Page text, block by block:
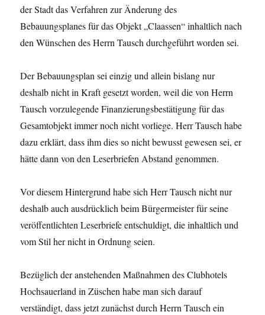
der Stadt das Verfahren zur Änderung des
Bebauungsplanes für das Objekt „Claassen“ inhaltlich nach
den Wünschen des Herrn Tausch durchgeführt worden sei.
Der Bebauungsplan sei einzig und allein bislang nur
deshalb nicht in Kraft gesetzt worden, weil die von Herrn
Tausch vorzulegende Finanzierungsbestätigung für das
Gesamtobjekt immer noch nicht vorliege. Herr Tausch habe
dazu erklärt, dass ihm dies so nicht bewusst gewesen sei, er
hätte dann von den Leserbriefen Abstand genommen.
Vor diesem Hintergrund habe sich Herr Tausch nicht nur
deshalb auch ausdrücklich beim Bürgermeister für seine
veröffentlichten Leserbriefe entschuldigt, die inhaltlich und
vom Stil her nicht in Ordnung seien.
Bezüglich der anstehenden Maßnahmen des Clubhotels
Hochsauerland in Züschen habe man sich darauf
verständigt, dass jetzt zunächst durch Herrn Tausch ein